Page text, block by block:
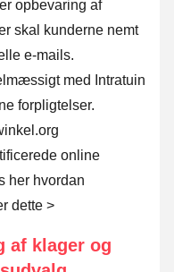
opbevaring af
skal kunderne nemt
e-mails.
med Intratuin
forpligtelser.
online
her hvordan
dette >
af klager og